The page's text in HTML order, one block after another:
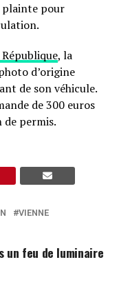
pour
, la
d’origine
de son véhicule.
de 300 euros
de permis.
VIENNE
un feu de luminaire